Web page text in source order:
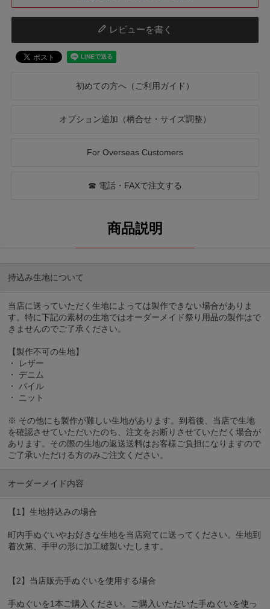
レビューを書く
初めての方へ（ご利用ガイド）
オプション追加（柄合せ・サイズ調整）
For Overseas Customers
☎ 電話・FAXで注文する
持込み生地について
当店に送っていただく生地によっては製作できない場合がありま
す。特に下記の素材の生地ではオーダーメイド祭り用品の製作はで
きませんのでご了承ください。
【製作不可の生地】
・ レザー
・ デニム
・ パイル
・ ニット
※ その他にも製作が難しい生地があります。到着後、当店で生地
を確認させていただいたのち、注文をお断りさせていただく場合が
あります。その際の生地の返送送料はお客様ご負担になりますので
ご了承いただける方のみご注文ください。
オーダーメイド内容
【1】生地持込みの場合
町内手ぬぐいやお好きな生地を当店宛てに送ってください。生地到
着次第、手甲の形に加工縫製いたします。
【2】当店販売手ぬぐいを使用する場合
手ぬぐいを1本ご購入ください。ご購入いただいた手ぬぐいを使っ